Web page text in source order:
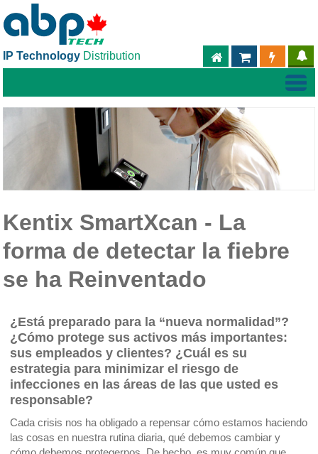
IP Technology Distribution PARTNER
ABPTECH.COM
Kentix SmartXcan - La
forma de detectar la fiebre
se ha Reinventado
¿Está preparado para la “nueva normalidad”?
¿Cómo protege sus activos más importantes:
sus empleados y clientes? ¿Cuál es su
estrategia para minimizar el riesgo de
infecciones en las áreas de las que usted es
responsable?
Cada crisis nos ha obligado a repensar cómo estamos haciendo
las cosas en nuestra rutina diaria, qué debemos cambiar y